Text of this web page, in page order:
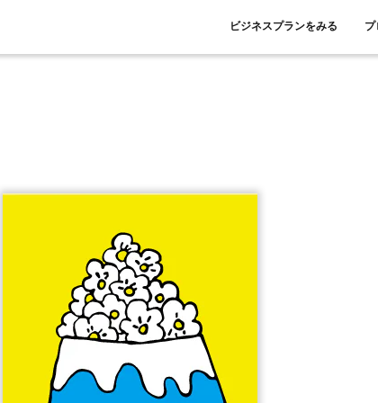
ビジネスプランをみる